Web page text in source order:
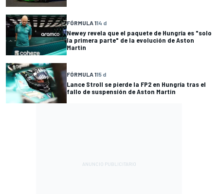
FÓRMULA 114 d
Newey revela que el paquete de Hungría es "solo
la primera parte" de la evolución de Aston
Martin
FÓRMULA 115 d
Lance Stroll se pierde la FP2 en Hungría tras el
fallo de suspensión de Aston Martin